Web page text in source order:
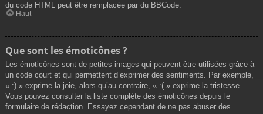
du code HTML peut être remplacée par du BBCode.
Haut
Que sont les émoticônes ?
Les émoticônes sont de petites images qui peuvent être utilisées grâce à
un code court et qui permettent d’exprimer des sentiments. Par exemple,
« :) » exprime la joie, alors qu’au contraire, « :( » exprime la tristesse.
Vous pouvez consulter la liste complète des émoticônes depuis le
formulaire de rédaction. Essayez cependant de ne pas abuser des